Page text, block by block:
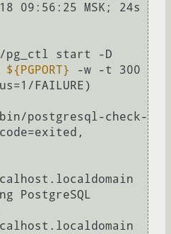
09:56:25 MSK; 24s
${PGPORT}
-w -t 300
FAILURE)
postgresql-check-
PostgreSQL